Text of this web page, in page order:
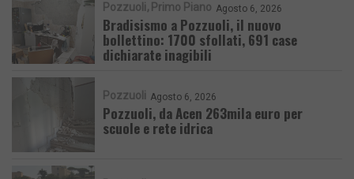
Pozzuoli Primo Piano Agosto 6, 2026
Bradisismo a Pozzuoli, il nuovo
bollettino: 1700 sfollati, 691 case
dichiarate inagibili
Pozzuoli Agosto 6, 2026
Pozzuoli, da Acen 263mila euro per
scuole e rete idrica